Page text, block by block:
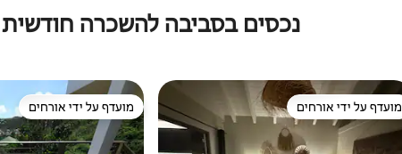
נכסים בסביבה להשכרה חודשית
מועדף על ידי אורחים
מועדף על ידי אורחים מועדף על ידי אורחים
מועדף על ידי אורחים